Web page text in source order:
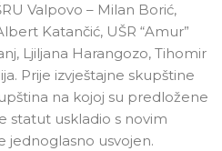
Valpovo – Milan Borić,
Katančić, UŠR “Amur”
Ljiljana Harangozo, Tihomir
Prije izvještajne skupštine
na kojoj su predložene
statut uskladio s novim
jednoglasno usvojen.